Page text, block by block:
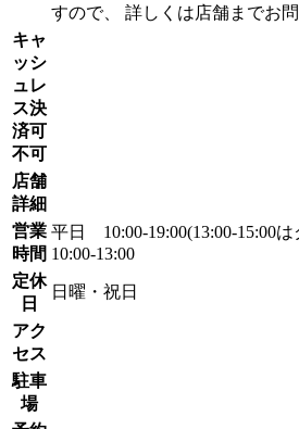
すので、 詳しくは店舗までお
キャ
ッシ
ュレ
ス決
済可
不可
店舗
詳細
営業
時間
平日 10:00-19:00(13:00-15:00
10:00-13:00
定休
日
日曜・祝日
アク
セス
駐車
場